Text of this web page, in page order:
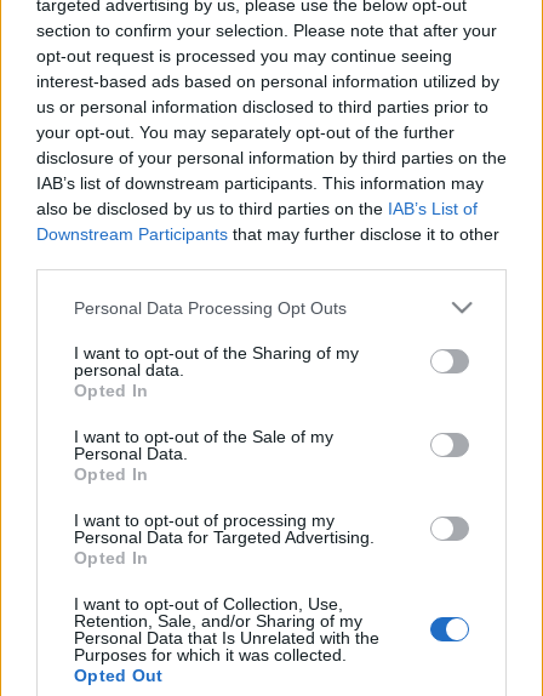
targeted advertising by us, please use the below opt-out
section to confirm your selection. Please note that after your
opt-out request is processed you may continue seeing
interest-based ads based on personal information utilized by
us or personal information disclosed to third parties prior to
your opt-out. You may separately opt-out of the further
disclosure of your personal information by third parties on the
IAB’s list of downstream participants. This information may
also be disclosed by us to third parties on the IAB’s List of
Downstream Participants that may further disclose it to other
Please note that this website/app uses one or more Google
not limited to your visit or usage behaviour. You may click to
grant or deny consent to Google and its third-party tags to
use your data for below specified purposes in below Google
consent section.
Personal Data Processing Opt Outs
I want to opt-out of the Sharing of my
personal data.
Opted In
I want to opt-out of the Sale of my
Personal Data.
Opted In
I want to opt-out of processing my
Personal Data for Targeted Advertising.
Opted In
I want to opt-out of Collection, Use,
Retention, Sale, and/or Sharing of my
Personal Data that Is Unrelated with the
Purposes for which it was collected.
Opted Out
Városmajori Szabadtéri Szemle
versenyprogramjába. A rendező, Rusznyák Gábor és
a társulat 2017-ben szintén egy klasszikus magyar
regény színpadra…
A Kádár-kor legszenzációsabb
bűncselekménye a Városmajorban
A Városmajori Szabadtéri Színház saját
produkciójaként készül Fejes Endre nagysikerű
regényének színpadi adaptációja, A jó estét nyár, jó
estét szerelem.
TörökÁkos•2019. május 31.
Június 14-én láthatja a Városmajori Szemle
közönsége Bezerédi Zoltán rendezésében és a
Szegedi Nemzeti Színház tolmácsolásában Örkény
István legsikeresebb…